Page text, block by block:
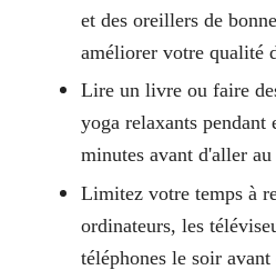
et des oreillers de
améliorer votre qualité
Lire un livre ou faire
yoga relaxants pendant
minutes avant d'aller
Limitez votre temps à
ordinateurs, les
téléphones le soir